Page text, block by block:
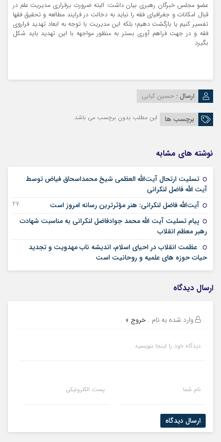
عضو مجلس خبرگان رهبری بیان داشت: البته ضرورت برقراری مدیریت علم در
قبال امکانات و جغرافیای فقه را نباید به دخالت در فرایند مطالعه و تحقیق فقها
تفسیر کنیم یا بازگشت دهیم؛ بلکه این مدیریت با توجه به ابعاد تهدید فراروی
فقه و در جهت فراهم آوری بستر به منظور مواجهه با این تهدید باید شکل
بگیرد.
ارسال : حسین کبابی
برچسب ها این مطلب بدون برچسب می باشد.
نوشته های مشابه
تسلیت ارتحال آیت‌الله العظمی شیخ محمداسحاق فیاض توسط
آیت الله فاضل لنکرانی
آیت‌الله فاضل لنکرانی: هنر مؤثرترین رسانه امروز است 27 فروردین 1405
پیام تسلیت آیت الله محمد جوادفاضل لنکرانی به مناسبت شهادت
رهبر معظم انقلاب
عظمت انقلاب در احیای اسلام، اندیشه ناب مهدویت و تجدید
حیات حوزه های علمیه و روحانیت است
ارسال دیدگاه
وارد شده به نام . خروج »
دیدگاه خود را اینجا بنویسید
نام شما پست الکترونیکی
ارسال دیدگاه